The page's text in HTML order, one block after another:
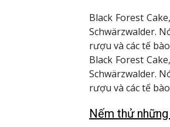
Black Forest
Schwärzwalder.
rượu và các tế
Black Forest
Schwärzwalder.
rượu và các tế
Nếm thử